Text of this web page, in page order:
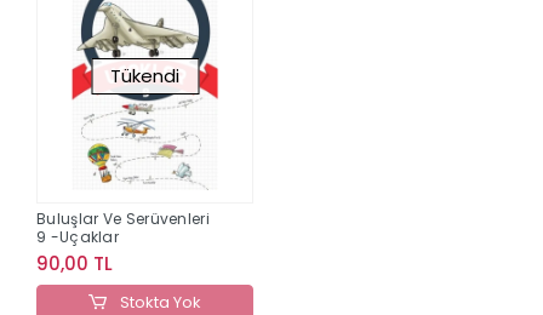
Tükendi
Buluşlar Ve Serüvenleri
9 -Uçaklar
90,00 TL
Stokta Yok